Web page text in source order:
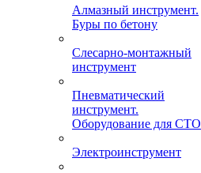
Алмазный инструмент.
Буры по бетону
Слесарно-монтажный
инструмент
Пневматический
инструмент.
Оборудование для СТО
Электроинструмент